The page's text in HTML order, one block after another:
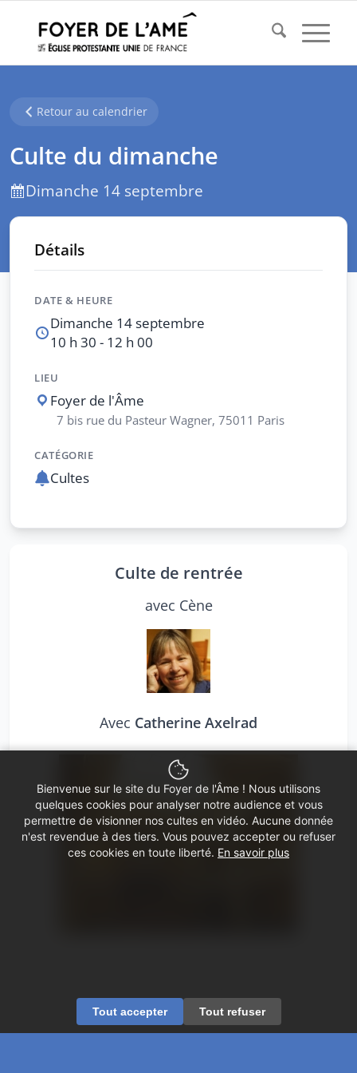
Retour au calendrier
Culte du dimanche
Dimanche 14 septembre
Culte de rentrée
avec Cène
Avec Catherine Axelrad
Détails
DATE & HEURE
Dimanche 14 septembre
10 h 30 - 12 h 00
LIEU
Foyer de l'Âme
7 bis rue du Pasteur Wagner, 75011 Paris
CATÉGORIE
Cultes
Bienvenue sur le site du Foyer de l'Âme ! Nous utilisons
quelques cookies pour analyser notre audience et vous
permettre de visionner nos cultes en vidéo. Aucune donnée
n'est revendue à des tiers. Vous pouvez accepter ou refuser
ces cookies en toute liberté. En savoir plus
Tout accepter Tout refuser